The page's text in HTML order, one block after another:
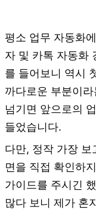
평소 업무 자동화
자 및 카톡 자동화
를 들어보니 역시
까다로운 부분이
넘기면 앞으로의
들었습니다.
다만, 정작 가장
면을 직접 확인하
가이드를 주시긴
많다 보니 제가 혼